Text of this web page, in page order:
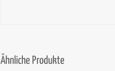
Ähnliche Produkte